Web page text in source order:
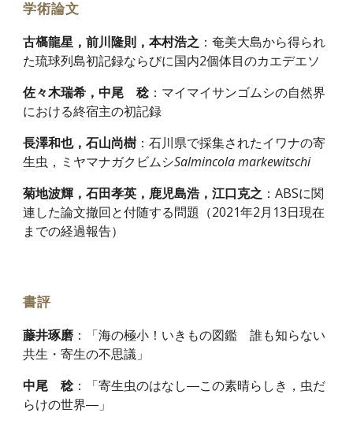
学術論文
古𣘺龍星，前川隆則，本村浩之 ：奄美大島から得られ
た琉球列島初記録ならびに国内2個体目のカエデエソ
佐々木瑞希，中尾 稔： マイマイサンゴムシの自然界
における終宿主の初記録
長澤和也，石山尚樹 ：石川県で採集されたイワナの寄
生虫，ミヤマナガクビムシSalmincola markewitschi
菊地波輝，石田孝英，鹿児島浩，江口克之 ：ABSに関
連した論文撤回と付随する問題（2021年2月13日現在
までの経過報告）
書評
藤井琢磨 ：「海の極小！いきもの図鑑 誰も知らない
共生・寄生の不思議」
中尾 稔：
「寄生虫のはなし―この素晴らしき，虫だ
らけの世界―」